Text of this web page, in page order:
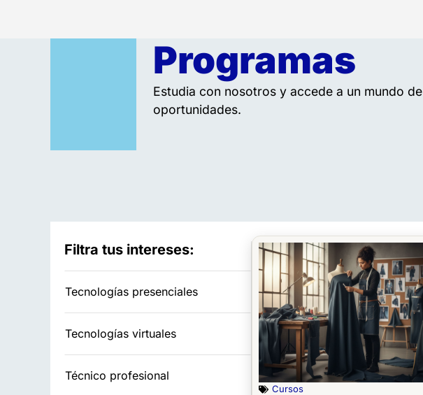
Programas
Estudia con nosotros y accede a un mundo de
oportunidades.
Filtra tus intereses:
Tecnologías presenciales
Tecnologías virtuales
Técnico profesional
Cursos